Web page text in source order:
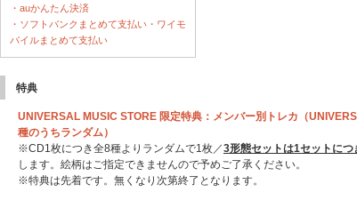
・auかんたん決済
・ソフトバンクまとめて支払い・ワイモ
バイルまとめて支払い
特典
UNIVERSAL MUSIC STORE 限定特典：メンバー別トレカ（
種のうちランダム）
※CD1枚につき全8種よりランダムで1枚／3形態セットは1セットに
します。絵柄はご指定できませんので予めご了承ください。
※特典は先着です。無くなり次第終了となります。